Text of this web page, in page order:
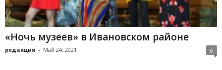
«Ночь музеев» в Ивановском районе
редакция - Май 24, 2021 0